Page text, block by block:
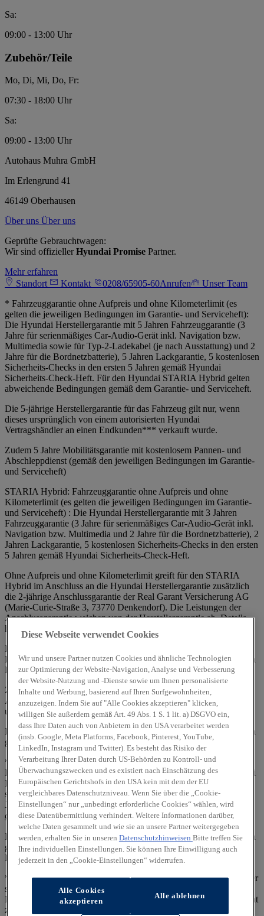
Sa:
09:00 - 13:00 Uhr
Zubehör/Teile
Mo, Di, Mi, Do, Fr:
07:30 - 18:00 Uhr
Sa:
09:00 - 13:00 Uhr
Autohaus Muhra GmbH
Im Erlengrund 41
46149 Oberhausen
Über uns Über uns
Geprüfte Gebrauchtwagen:
Wir sind offiziellerHyundai Promise Partner.
Mehr erfahren
Standort
Kontakt 0208/65905-60Anrufen
Unser Team
* Fahrzeuggarantie ohne Aufpreis und ohne Kilometerlimit (es
gelten die jeweiligen Bedingungen im Garantie- und Serviceheft):
Die Hyundai Herstellergarantie mit 5 Jahren Fahrzeuggarantie (3
Jahre für serienmäßiges Car-Audio-Gerät inkl. Navigation bzw.
Multimedia sowie für Typ-2-Ladekabel (je nach Ausstattung) und 2
Jahre für die Bordnetzbatterie), 5 Jahren Lackgarantie, 5 kostenlosen
Sicherheits-Checks in den ersten 5 Jahren gemäß Hyundai
Sicherheits-Check-Heft. Für den Hyundai STARIA Hybrid gelten
abweichende Bedingungen gemäß dem Garantie- und Serviceheft.
Die 5-jährige Herstellergarantie für das Fahrzeug gilt nur, wenn
dieses ursprünglich von einem autorisierten Hyundai
Vertragshändler an einen Endkunden*** verkauft wurde.
Zudem 5 Jahre Mobilitätsgarantie mit kostenlosem Pannen- und
Abschleppdienst (gemäß den jeweiligen Bedingungen im Garantie-
und Serviceheft)
STARIA Hybrid: Fahrzeuggarantie ohne Aufpreis und ohne
Kilometerlimit (es gelten die jeweiligen Bedingungen im Garantie-
und Serviceheft) : Die Hyundai Herstellergarantie mit 3 Jahren
Fahrzeuggarantie (3 Jahre für serienmäßiges Car-Audio-Gerät inkl.
Navigation bzw. Multimedia und 2 Jahre für die Bordnetzbatterie), 2
Jahren Lackgarantie, 5 kostenlosen Sicherheits-Checks in den ersten
5 Jahren gemäß Hyundai Sicherheits-Check-Heft.
Ohne Aufpreis und ohne Kilometerlimit greift für den STARIA
Hybrid im Anschluss an die Hyundai Herstellergarantie zusätzlich
die 2-jährige Anschlussgarantie der Real Garant Versicherung AG
(Marie-Curie-Straße 3, 73770 Denkendorf). Die Leistungen der
Anschlussgarantie weichen von der Herstellergarantie ab. Details
hierzu unter
STARIA Hybrid Bedingungen
Die 3-jährige (Hyundai STARIA Hybrid) Herstellergarantie für das
Fahrzeug gilt nur, wenn dieses ursprünglich von einem autorisierten
Hyundai Vertragshändler an einen Endkunden*** verkauft wurde.
Zudem 5 Jahre Mobilitätsgarantie mit kostenlosem Pannen- und
Abschleppdienst (gemäß den jeweiligen Bedingungen im Garantie-
und Serviceheft).
Für Taxis und Mietwagen gelten generell abweichende Regelungen
gemäß den Bedingungen des Garantie- und Servicehefts.
** Garantie für die Hochvolt-Batterie ohne Aufpreis für Hyundai
KONA Elektro, Hyundai IONIQ 5, Hyundai IONIQ 5 N, Hyundai
IONIQ 6, Hyundai IONIQ 9 und Hyundai INSTER
sowie für alle Hochvolt Hybrid und Plug-in-Hybrid Modelle: 8
Jahre oder bis zu 160.000 km, je nachdem, was zuerst eintritt
gelten die jeweiligen Bedingungen im Garantie- und Serviceheft)
Für Taxis und Mietwagen gelten generell abweichende Regelungen
gemäß den
Bedingungen des Garantie- und Servicehefts.
*** Unter „Endkunde“ ist eine Einzelperson, ein Unternehmen oder
sonstige juristische Person zu verstehen, die (I) ein Hyundai
Neufahrzeug von einem autorisierten Hyundai Vertragshändler nicht
zum Zwecke des Weiterverkaufs erwirbt oder die (II) ein Hyundai
Diese Webseite verwendet Cookies
Wir und unsere Partner nutzen Cookies und ähnliche Technologien
zur Optimierung der Website-Navigation, Analyse und Verbesserung
der Website-Nutzung und -Dienste sowie um Ihnen personalisierte
Inhalte und Werbung, basierend auf Ihren Surfgewohnheiten,
anzuzeigen. Indem Sie auf "Alle Cookies akzeptieren" klicken,
willigen Sie außerdem gemäß Art. 49 Abs. 1 S. 1 lit. a) DSGVO ein,
dass Ihre Daten auch von Anbietern in den USA verarbeitet werden
(insb. Google, Meta Platforms, Facebook, Pinterest, YouTube,
LinkedIn, Instagram und Twitter). Es besteht das Risiko der
Verarbeitung Ihrer Daten durch US-Behörden zu Kontroll- und
Überwachungszwecken und es existiert nach Einschätzung des
Europäischen Gerichtshofs in den USA kein mit dem der EU
vergleichbares Datenschutzniveau. Wenn Sie über die „Cookie-
Einstellungen“ nur „unbedingt erforderliche Cookies“ wählen, wird
diese Datenübermittlung verhindert. Weitere Informationen darüber,
welche Daten gesammelt und wie sie an unsere Partner weitergegeben
werden, erhalten Sie in unseren Datenschutzhinweisen Bitte treffen Sie
Ihre individuellen Einstellungen. Sie können Ihre Einwilligung auch
jederzeit in den „Cookie-Einstellungen“ widerrufen.
Alle Cookies
akzeptieren
Alle ablehnen